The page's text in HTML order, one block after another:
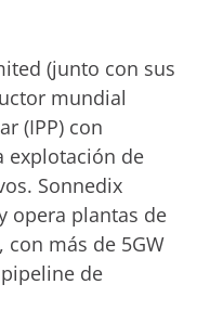
(junto con sus
mundial
(IPP) con
explotación de
Sonnedix
opera plantas de
más de 5GW
de